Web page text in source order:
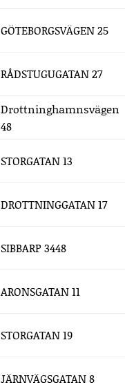
GÖTEBORGSVÄGEN 25
RÅDSTUGUGATAN 27
Drottninghamnsvägen
48
STORGATAN 13
DROTTNINGGATAN 17
SIBBARP 3448
ARONSGATAN 11
STORGATAN 19
JÄRNVÄGSGATAN 8